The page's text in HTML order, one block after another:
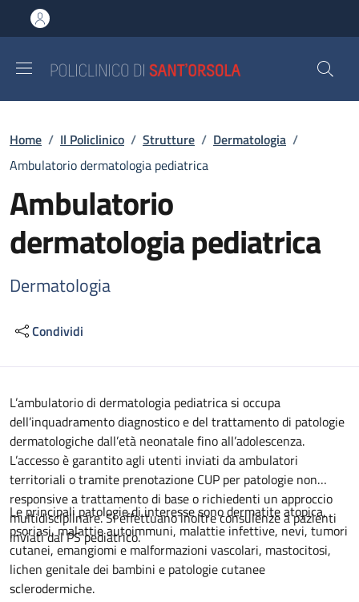
al contenuto principale
to footer content
Briciole di pane
Home / Il Policlinico / Strutture / Dermatologia /
Ambulatorio dermatologia pediatrica
Ambulatorio
dermatologia pediatrica
Dermatologia
Condividi
Descrizione
L’ambulatorio di dermatologia pediatrica si occupa
dell’inquadramento diagnostico e del trattamento di patologie
dermatologiche dall’età neonatale fino all’adolescenza.
L’accesso è garantito agli utenti inviati da ambulatori
territoriali o tramite prenotazione CUP per patologie non
responsive a trattamento di base o richiedenti un approccio
multidisciplinare. Si effettuano inoltre consulenze a pazienti
inviati dal PS pediatrico.
Le principali patologie di interesse sono dermatite atopica,
psoriasi, malattie autoimmuni, malattie infettive, nevi, tumori
cutanei, emangiomi e malformazioni vascolari, mastocitosi,
lichen genitale dei bambini e patologie cutanee
sclerodermiche.